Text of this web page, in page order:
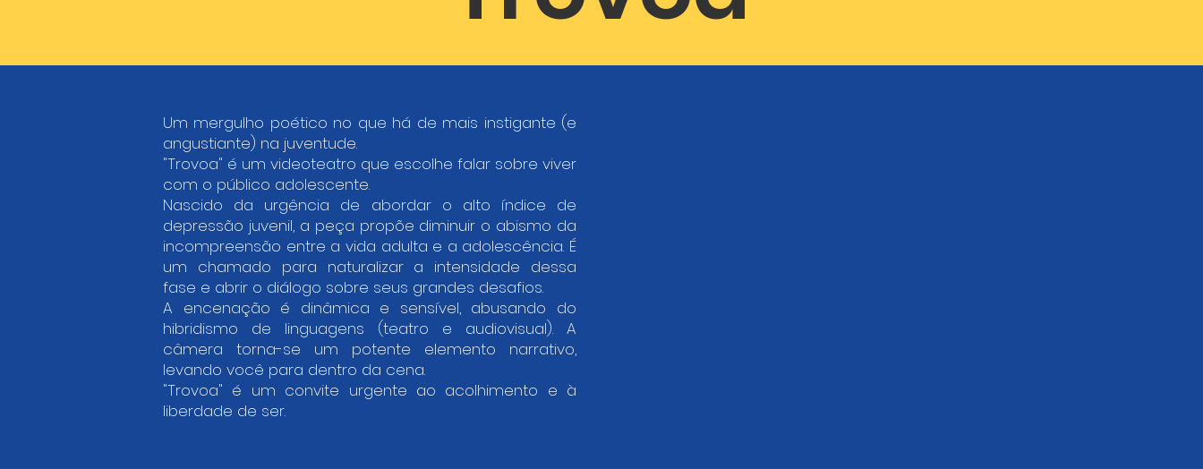
Um mergulho poético no que há de mais instigante (e
angustiante) na juventude.
"Trovoa" é um videoteatro que escolhe falar sobre viver
com o público adolescente.
Nascido da urgência de abordar o alto índice de
depressão juvenil, a peça propõe diminuir o abismo da
incompreensão entre a vida adulta e a adolescência. É
um chamado para naturalizar a intensidade dessa
fase e abrir o diálogo sobre seus grandes desafios.
A encenação é dinâmica e sensível, abusando do
hibridismo de linguagens (teatro e audiovisual). A
câmera torna-se um potente elemento narrativo,
levando você para dentro da cena.
"Trovoa" é um convite urgente ao acolhimento e à
liberdade de ser.